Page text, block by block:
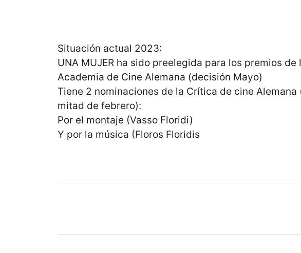
Situación actual 2023:
UNA MUJER ha sido preelegida para los premios de
Academia de Cine Alemana (decisión Mayo)
Tiene 2 nominaciones de la Crítica de cine Alemana
mitad de febrero):
Por el montaje (Vasso Floridi)
Y por la música (Floros Floridis